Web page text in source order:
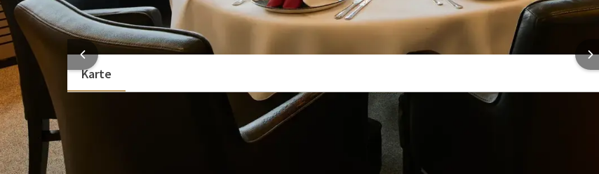
Whiteboard
Laptop / Computer
Technischer Support
HOTELINFORMATIONEN
Karte